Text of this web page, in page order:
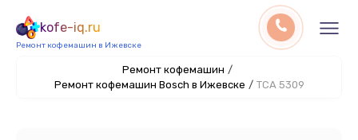
kofe-iq.ru
Ремонт кофемашин в Ижевске
Ремонт кофемашин /
Ремонт кофемашин Bosch в Ижевске / TCA 5309